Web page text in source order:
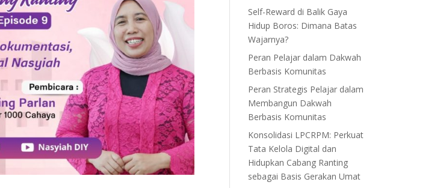
Self-Reward di Balik Gaya
Hidup Boros: Dimana Batas
Wajarnya?
Peran Pelajar dalam Dakwah
Berbasis Komunitas
Peran Strategis Pelajar dalam
Membangun Dakwah
Berbasis Komunitas
Konsolidasi LPCRPM: Perkuat
Tata Kelola Digital dan
Hidupkan Cabang Ranting
sebagai Basis Gerakan Umat